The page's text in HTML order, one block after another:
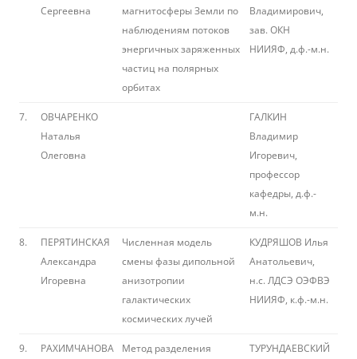
Сергеевна
магнитосферы Земли по
наблюдениям потоков
энергичных заряженных
частиц на полярных
орбитах
Владимирович,
зав. ОКН
НИИЯФ, д.ф.-м.н.
7.
ОВЧАРЕНКО
Наталья
Олеговна
ГАЛКИН
Владимир
Игоревич,
профессор
кафедры, д.ф.-
м.н.
8.
ПЕРЯТИНСКАЯ
Александра
Игоревна
Численная модель
смены фазы дипольной
анизотропии
галактических
космических лучей
КУДРЯШОВ Илья
Анатольевич,
н.с. ЛДСЭ ОЭФВЭ
НИИЯФ, к.ф.-м.н.
9.
РАХИМЧАНОВА
Метод разделения
ТУРУНДАЕВСКИЙ